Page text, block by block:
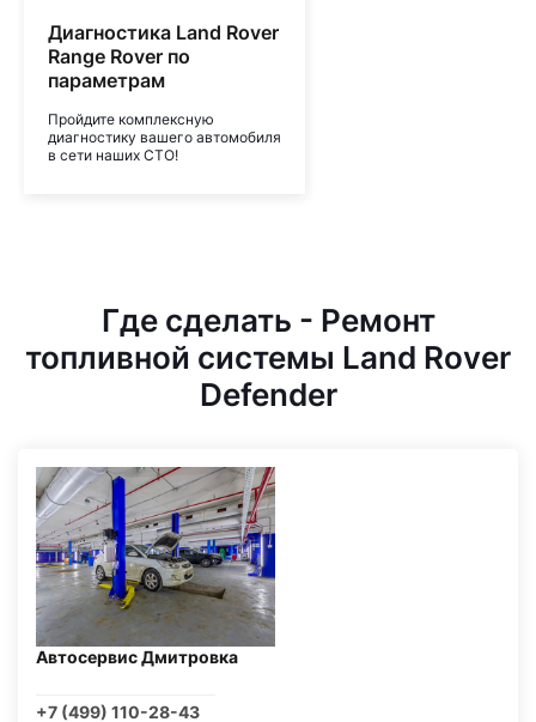
Диагностика Land Rover
Range Rover по
параметрам
Пройдите комплексную
диагностику вашего автомобиля
в сети наших СТО!
Где сделать - Ремонт
топливной системы Land Rover
Defender
Автосервис Дмитровка
+7 (499) 110-28-43